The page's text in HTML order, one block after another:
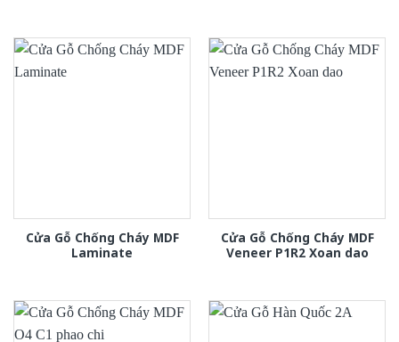
Cửa Gỗ Chống Cháy MDF
Laminate
Cửa Gỗ Chống Cháy MDF
Veneer P1R2 Xoan dao